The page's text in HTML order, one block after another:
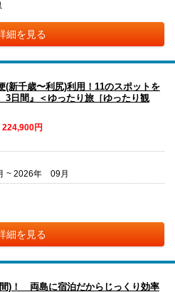
細を見る
(新千歳〜利尻)利用！11のスポットを
日間』＜ゆったり旅［ゆったり観
円
~ 2026年 09月
細を見る
)！ 両島に宿泊だからじっくり効率